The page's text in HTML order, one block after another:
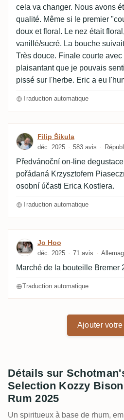
cela va changer. Nous avons
qualité. Même si le premier
doux et floral. Le nez était
vanillé/sucré. La bouche
Très douce. Finale courte
plaisantant que je pouvais
pissé sur l'herbe. Eric a eu
Traduction automatique
Avis de Filip Šikula
Filip Šikula
déc. 2025 583 avis
Předvánoční on-line
pořádaná Krzysztofem
osobní účasti Erica Kostlera.
Traduction automatique
Avis de Jo Hoo
Jo Hoo
déc. 2025 71 avis
Marché de la bouteille Bremer
Traduction automatique
Ajouter
Détails sur
Selection Kozzy
Rum 2025
Un spiritueux à base de rhum,